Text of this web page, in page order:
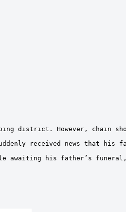
district. However, chain
received news that
his father’s